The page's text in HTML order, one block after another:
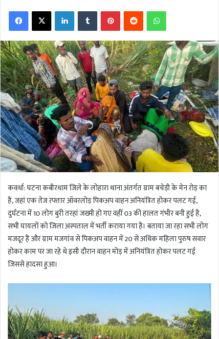
FacebookX LinkedInTumblr PinterestReddit WhatsApp
कवर्धा: घटना कबीरधाम जिले के लोहारा थाना अंतर्गत ग्राम बचेड़ी के मेन रोड़ का
है, जहां एक तेज रफ्तार ऑवरलोड़ पिकअप वाहन अनियंत्रित होकर पलट गई,
दुर्घटना में 10 लोग बुरी तरहां जख्मी हो गए वहीं 03 की हालत गंभीर बनी हुई है,
सभी घायलों को जिला अस्पताल में भर्ती कराया गया है। बताया जा रहा सभी लोग
मजदूर हैं और ग्राम मजगांव से पिकअप वाहन में 20 से अधिक महिला पुरुष सवार
होकर काम पर जा रहे थे इसी दौरान वाहन मोड़ में अनियंत्रित होकर पलट गई
जिससे हादसा हुआ।